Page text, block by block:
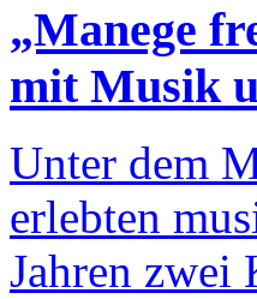
„Manege
mit Musik
Unter dem
erlebten
Jahren